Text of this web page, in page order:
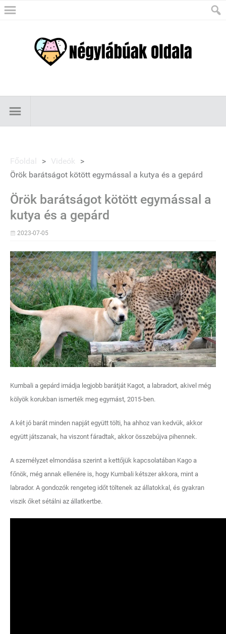
Főoldal > Videók
>
Örök barátságot kötött egymással a kutya és a gepárd
Örök barátságot kötött egymással a
kutya és a gepárd
2023-07-05
Kumbali a gepárd imádja legjobb barátját Kagot, a labradort, akivel még
kölyök korukban ismerték meg egymást, 2015-ben.
A két jó barát minden napját együtt tölti, ha ahhoz van kedvük, akkor
együtt játszanak, ha viszont fáradtak, akkor összebújva pihennek.
A személyzet elmondása szerint a kettőjük kapcsolatában Kago a
főnök, még annak ellenére is, hogy Kumbali kétszer akkora, mint a
labrador. A gondozók rengeteg időt töltenek az állatokkal, és gyakran
viszik őket sétálni az állatkertbe.